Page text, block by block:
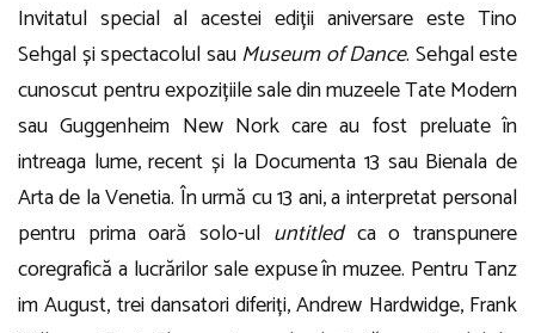
Invitatul special al acestei ediții aniversare este Tino
Sehgal și spectacolul sauMuseum of Dance. Sehgal este
cunoscut pentru expozițiile sale din muzeele Tate Modern
sau Guggenheim New Nork care au fost preluate în
intreaga lume, recent și la Documenta 13 sau Bienala de
Arta de la Venetia. În urmă cu 13 ani, a interpretat personal
pentru prima oară solo-ul untitled ca o transpunere
coregrafică a lucrărilor sale expuse în muzee. Pentru Tanz
im August, trei dansatori diferiți, Andrew Hardwidge, Frank